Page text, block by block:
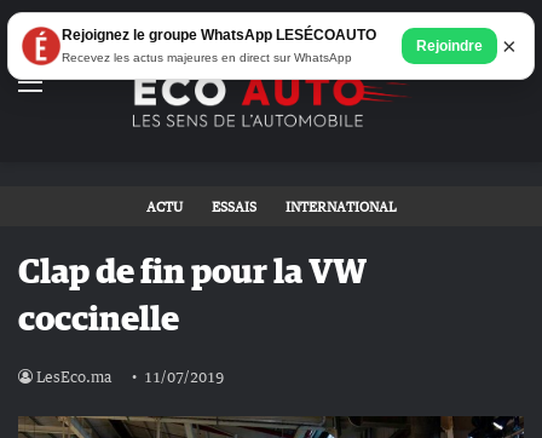
Menu
ACTU ESSAIS INTERNATIONAL
Clap de fin pour la VW
coccinelle
LesEco.ma 11/07/2019
Rejoignez le groupe WhatsApp LESÉCOAUTO
Recevez les actus majeures en direct sur WhatsApp
Rejoindre ×